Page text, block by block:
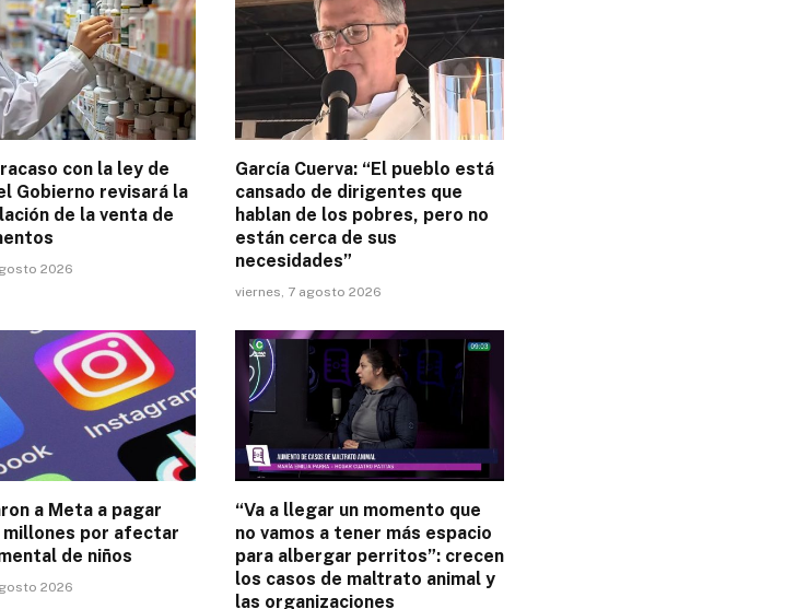
con la ley de
Gobierno revisará la
de la venta de
2026
García Cuerva: “El pueblo está
cansado de dirigentes que
hablan de los pobres, pero no
están cerca de sus
necesidades”
viernes, 7 agosto 2026
a Meta a pagar
millones por afectar
de niños
2026
“Va a llegar un momento que
no vamos a tener más espacio
para albergar perritos”: crecen
los casos de maltrato animal y
las organizaciones